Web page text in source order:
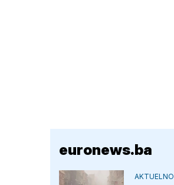
euronews.ba
AKTUELNO